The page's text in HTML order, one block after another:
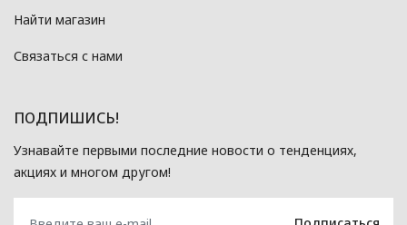
Найти магазин
Связаться с нами
ПОДПИШИСЬ!
Узнавайте первыми последние новости о тенденциях,
акциях и многом другом!